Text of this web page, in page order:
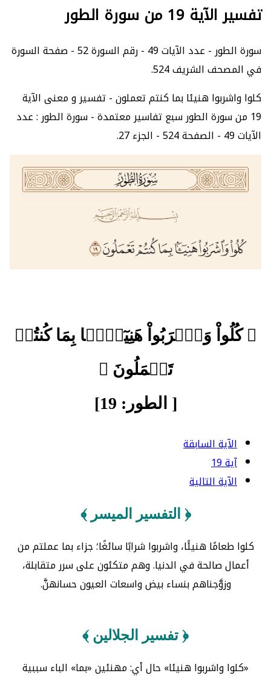
تفسير الآية 19 من سورة الطور
سورة الطور - عدد الآيات 49 - رقم السورة 52 - صفحة السورة
في المصحف الشريف 524.
كلوا واشربوا هنيئا بما كنتم تعملون - تفسير و معنى الآية
19 من سورة الطور سبع تفاسير معتمدة - سورة الطور : عدد
الآيات 49 - الصفحة 524 - الجزء 27.
﴿ كُلُواْ وَٱشۡرَبُواْ هَنِيٓـَٔۢا بِمَا كُنتُمۡ
تَعۡمَلُونَ ﴾
[ الطور: 19]
الآية السابقة
آية 19
الآية التالية
﴿ التفسير الميسر ﴾
كلوا طعامًا هنيئًا، واشربوا شرابًا سائغًا؛ جزاء بما عملتم من
أعمال صالحة في الدنيا. وهم متكئون على سرر متقابلة،
وزوَّجناهم بنساء بيض واسعات العيون حسانهنَّ.
﴿ تفسير الجلالين ﴾
«كلوا واشربوا هنيئا» حال أي: مهنئين «بما» الباء سببية